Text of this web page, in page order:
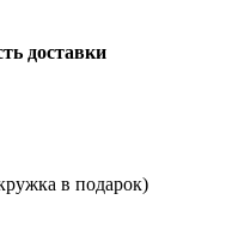
доставки
в подарок)